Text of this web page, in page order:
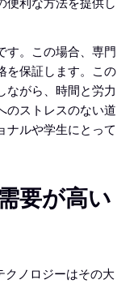
便利な方法を提供し
す。この場合、専門
を保証します。この
ながら、時間と労力
のストレスのない道
ナルや学生にとって
要が高い
クノロジーはその大